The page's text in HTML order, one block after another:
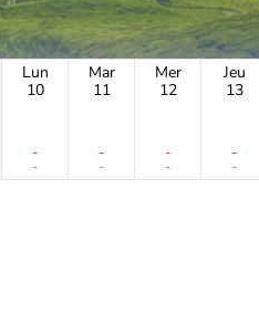
Lun
10
-
-
Mar
11
-
-
Mer
12
-
-
Jeu
13
-
-